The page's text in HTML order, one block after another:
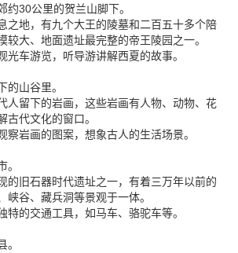
约30公里的贺兰山脚下。
之地，有九个大王的陵墓和二百五十多个陪
较大、地面遗址最完整的帝王陵园之一。
光车游览，听导游讲解西夏的故事。
的山谷里。
人留下的岩画，这些岩画有人物、动物、花
古代文化的窗口。
察岩画的图案，想象古人的生活场景。
。
的旧石器时代遗址之一，有着三万年以前的
峡谷、藏兵洞等景观于一体。
特的交通工具，如马车、骆驼车等。
。